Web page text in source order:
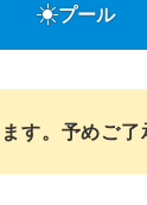
プール
す。予めご了